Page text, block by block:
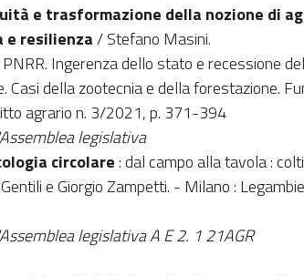
e trasformazione della nozione di
e resilienza/ Stefano Masini.
Ingerenza dello stato e recessione
Casi della zootecnia e della forestazione.
agrario n. 3/2021, p. 371-394
legislativa
circolare: dal campo alla tavola :
e Giorgio Zampetti. - Milano :
legislativa AE 2. 1 21AGR